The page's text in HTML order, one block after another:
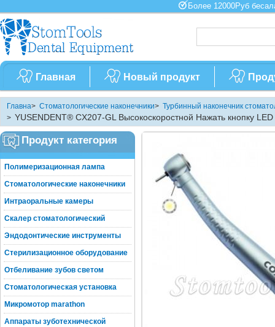
Более 12000Руб
Главная Новый продукт
Главна> Стоматологические наконечники> Турбинный наконечник
> YUSENDENT® CX207-GL Высокоскоростной Нажать кнопку
наконечники 6H
Продукт категория
Полимеризационная лампа
Стоматологические наконечники
Интраоральные камеры
Скалер стоматологический
Эндодонтические инструменты
Стерилизационное оборудование
Отбеливание зубов светом
Стоматологическая установка
Микромотор marathon
Аппараты зуботехнической